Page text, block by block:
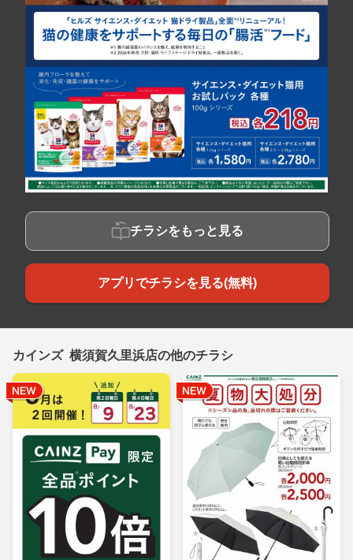
チラシをもっと見る
アプリでチラシを見る(無料)
カインズ 横須賀久里浜店の他のチラシ